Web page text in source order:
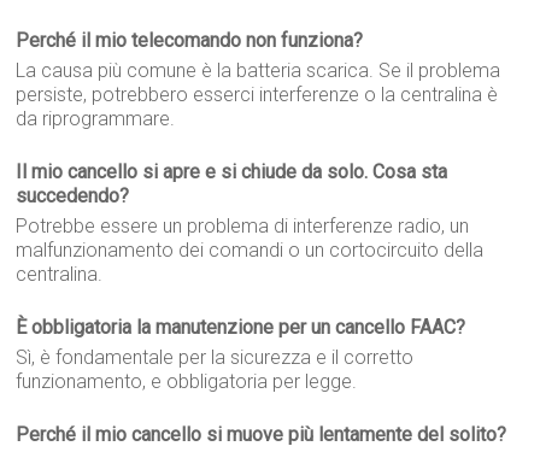
Perché il mio telecomando non funziona?
La causa più comune è la batteria scarica. Se il problema
persiste, potrebbero esserci interferenze o la centralina è
da riprogrammare.
Il mio cancello si apre e si chiude da solo. Cosa sta
succedendo?
Potrebbe essere un problema di interferenze radio, un
malfunzionamento dei comandi o un cortocircuito della
centralina.
È obbligatoria la manutenzione per un cancello FAAC?
Sì, è fondamentale per la sicurezza e il corretto
funzionamento, e obbligatoria per legge.
Perché il mio cancello si muove più lentamente del solito?